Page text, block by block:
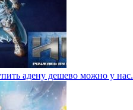
адену дешево можно у нас.